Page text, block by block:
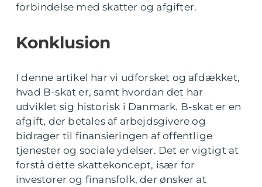
forbindelse med skatter og afgifter.
Konklusion
I denne artikel har vi udforsket og afdækket,
hvad B-skat er, samt hvordan det har
udviklet sig historisk i Danmark. B-skat er en
afgift, der betales af arbejdsgivere og
bidrager til finansieringen af offentlige
tjenester og sociale ydelser. Det er vigtigt at
forstå dette skattekoncept, især for
investorer og finansfolk, der ønsker at